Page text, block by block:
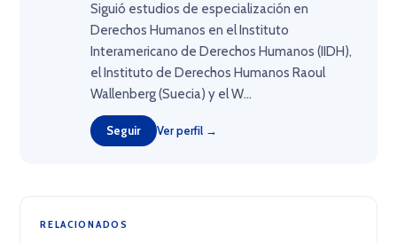
Siguió estudios de especialización en
Derechos Humanos en el Instituto
Interamericano de Derechos Humanos (IIDH),
el Instituto de Derechos Humanos Raoul
Wallenberg (Suecia) y el W...
Seguir Ver perfil →
RELACIONADOS